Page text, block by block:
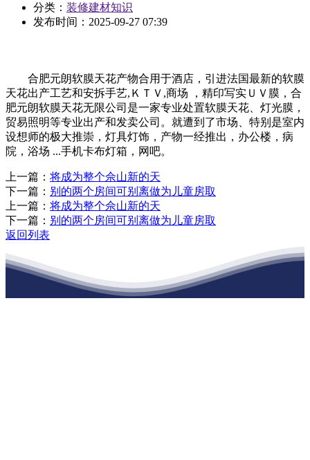
分类： 装修建材知识
发布时间： 2025-09-27 07:39
合肥元朗软膜天花产物合用于酒店，引进法国最新的软膜
天花出产工艺和安拆手艺,ＫＴＶ,商场 ，精印写实ＵＶ膜，合
肥元朗软膜天花无限公司是一家专业处置软膜天花、灯光膜，
贸易照明等专业出产和发卖公司。就遭到了市场、特别是室内
设想师的极大推崇，灯具灯饰，产物一经推出，办公楼，病
院，浴场 ...手机卡布灯箱，网吧。
上一篇： 将成为整个佘山新的天
下一篇： 别的两个房间可别离做为儿童房取
上一篇： 将成为整个佘山新的天
下一篇： 别的两个房间可别离做为儿童房取
返回列表